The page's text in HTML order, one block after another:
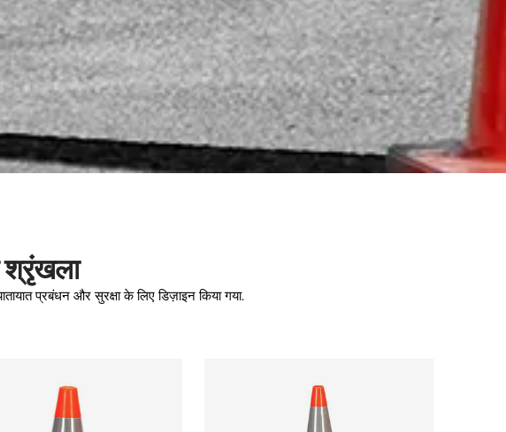
प्रबंधन और सुरक्षा के लिए डिज़ाइन किया गया.